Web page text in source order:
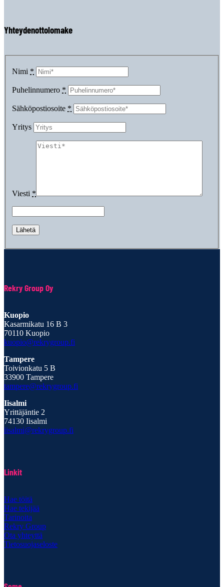
Yhteydenottolomake
Nimi *
Puhelinnumero *
Sähköpostiosoite *
Yritys
Viesti *
Rekry Group Oy
Kuopio
Kasarmikatu 16 B 3
70110 Kuopio
kuopio@rekrygroup.fi
Tampere
Toivionkatu 5 B
33900 Tampere
tampere@rekrygroup.fi
Iisalmi
Yrittäjäntie 2
74130 Iisalmi
iisalmi@rekrygroup.fi
Linkit
Hae töitä
Hae tekijää
Tarinoita
Rekry Group
Ota yhteyttä
Tietosuojaseloste